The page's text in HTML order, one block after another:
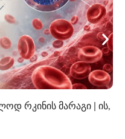
რკინის მარაგი | ის,